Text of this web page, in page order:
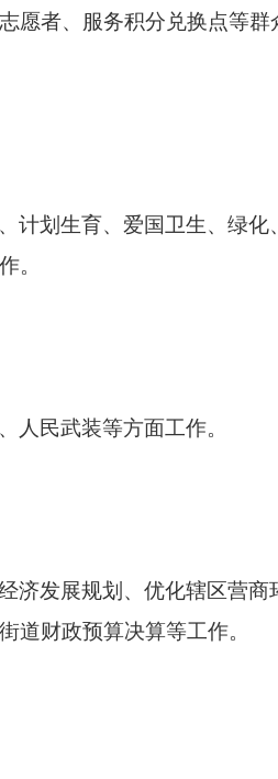
愿者、服务积分兑换点等群
划生育、爱国卫生、绿化
。
人民武装等方面工作。
济发展规划、优化辖区营商
道财政预算决算等工作。